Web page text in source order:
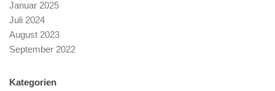
Januar 2025
Juli 2024
August 2023
September 2022
Kategorien